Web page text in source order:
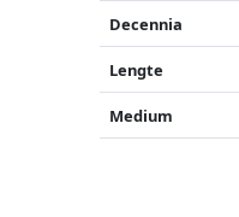
Decennia
Lengte
Medium